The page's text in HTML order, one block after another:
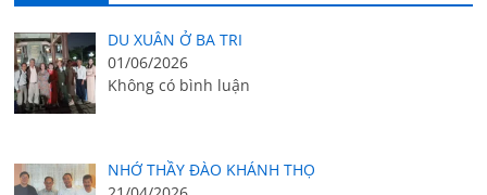
DU XUÂN Ở BA TRI
01/06/2026
Không có bình luận
NHỚ THẦY ĐÀO KHÁNH THỌ